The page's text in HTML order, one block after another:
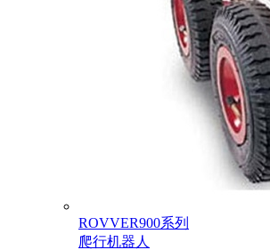
ROVVER900系列
爬行机器人